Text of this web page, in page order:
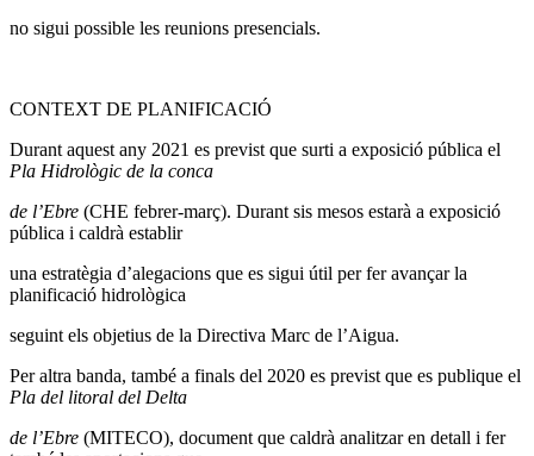
no sigui possible les reunions presencials.
CONTEXT DE PLANIFICACIÓ
Durant aquest any 2021 es previst que surti a exposició pública el
Pla Hidrològic de la conca
de l’Ebre (CHE febrer-març). Durant sis mesos estarà a exposició
pública i caldrà establir
una estratègia d’alegacions que es sigui útil per fer avançar la
planificació hidrològica
seguint els objetius de la Directiva Marc de l’Aigua.
Per altra banda, també a finals del 2020 es previst que es publique el
Pla del litoral del Delta
de l’Ebre (MITECO), document que caldrà analitzar en detall i fer